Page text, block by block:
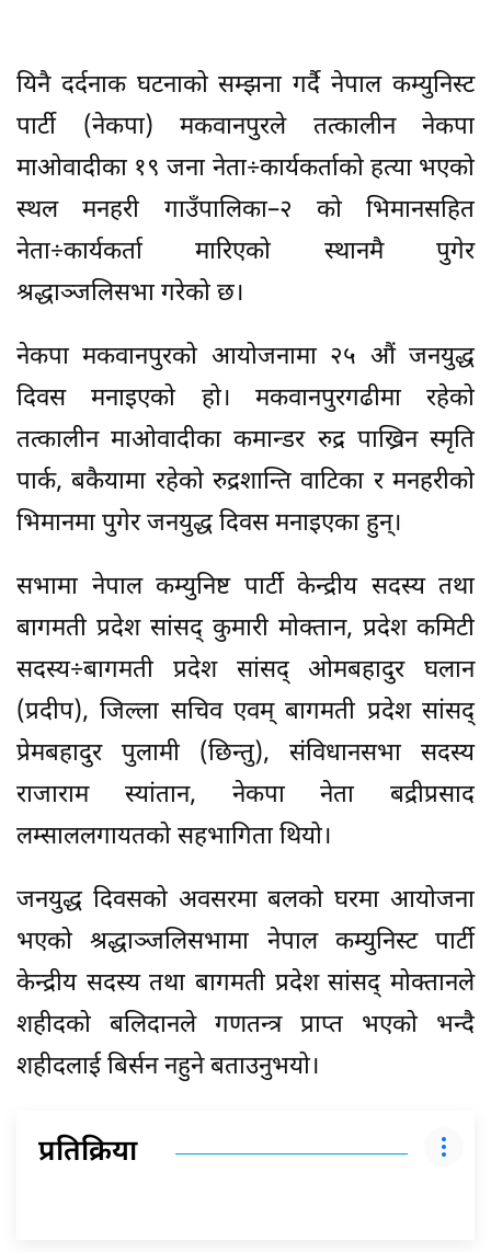
यिनै दर्दनाक घटनाको सम्झना गर्दै नेपाल कम्युनिस्ट
पार्टी (नेकपा) मकवानपुरले तत्कालीन नेकपा
माओवादीका १९ जना नेता÷कार्यकर्ताको हत्या भएको
स्थल मनहरी गाउँपालिका–२ को भिमानसहित
नेता÷कार्यकर्ता मारिएको स्थानमै पुगेर
श्रद्धाञ्जलिसभा गरेको छ।
नेकपा मकवानपुरको आयोजनामा २५ औं जनयुद्ध
दिवस मनाइएको हो। मकवानपुरगढीमा रहेको
तत्कालीन माओवादीका कमान्डर रुद्र पाख्रिन स्मृति
पार्क, बकैयामा रहेको रुद्रशान्ति वाटिका र मनहरीको
भिमानमा पुगेर जनयुद्ध दिवस मनाइएका हुन्।
सभामा नेपाल कम्युनिष्ट पार्टी केन्द्रीय सदस्य तथा
बागमती प्रदेश सांसद् कुमारी मोक्तान, प्रदेश कमिटी
सदस्य÷बागमती प्रदेश सांसद् ओमबहादुर घलान
(प्रदीप), जिल्ला सचिव एवम् बागमती प्रदेश सांसद्
प्रेमबहादुर पुलामी (छिन्तु), संविधानसभा सदस्य
राजाराम स्यांतान, नेकपा नेता बद्रीप्रसाद
लम्साललगायतको सहभागिता थियो।
जनयुद्ध दिवसको अवसरमा बलको घरमा आयोजना
भएको श्रद्धाञ्जलिसभामा नेपाल कम्युनिस्ट पार्टी
केन्द्रीय सदस्य तथा बागमती प्रदेश सांसद् मोक्तानले
शहीदको बलिदानले गणतन्त्र प्राप्त भएको भन्दै
शहीदलाई बिर्सन नहुने बताउनुभयो।
प्रतिक्रिया